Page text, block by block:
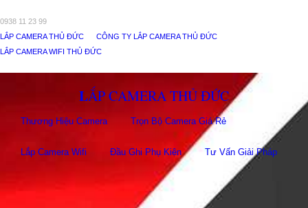
0938 11 23 99
LẮP CAMERA THỦ ĐỨC
CÔNG TY LẮP CAMERA THỦ ĐỨC
LẮP CAMERA WIFI THỦ ĐỨC
LẮP CAMERA THỦ ĐỨC
Thương Hiệu Camera Trọn Bộ Camera Giá Rẻ
Lắp Camera Wifi Đầu Ghi Phụ Kiên Tư Vấn Giải Pháp